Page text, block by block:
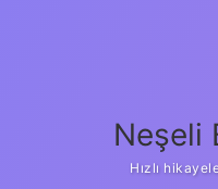
Neşeli
Hızlı